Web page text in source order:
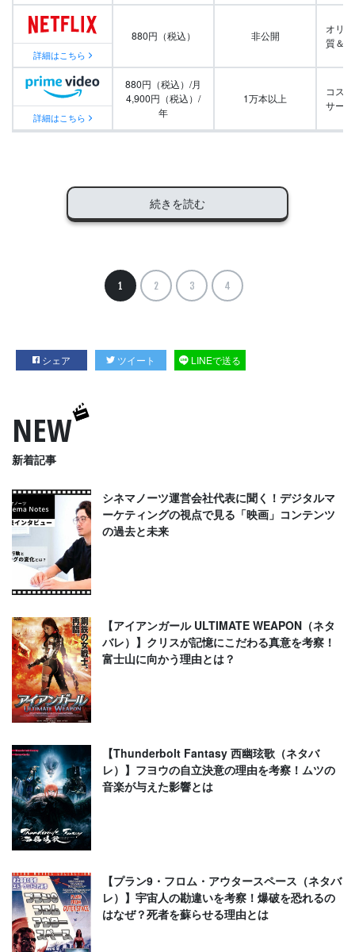
詳細はこちら
880円（税込） 非公開
オリ
質＆
詳細はこちら
880円（税込）/月
4,900円（税込）/
年
1万本以上
コス
サー
続きを読む
1 2 3 4
シェア ツイート LINEで送る
NEW
新着記事
シネマノーツ運営会社代表に聞く！デジタルマ
ーケティングの視点で見る「映画」コンテンツ
の過去と未来
【アイアンガール ULTIMATE WEAPON（ネタ
バレ）】クリスが記憶にこだわる真意を考察！
富士山に向かう理由とは？
【Thunderbolt Fantasy 西幽玹歌（ネタバ
レ）】フヨウの自立決意の理由を考察！ムツの
音楽が与えた影響とは
【プラン9・フロム・アウタースペース（ネタバ
レ）】宇宙人の勘違いを考察！爆破を恐れるの
はなぜ？死者を蘇らせる理由とは